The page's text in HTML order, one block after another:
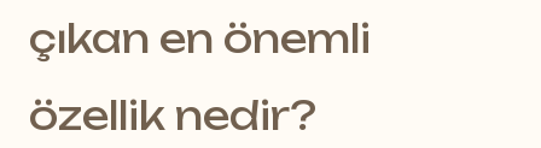
çıkan en önemli
özellik nedir?